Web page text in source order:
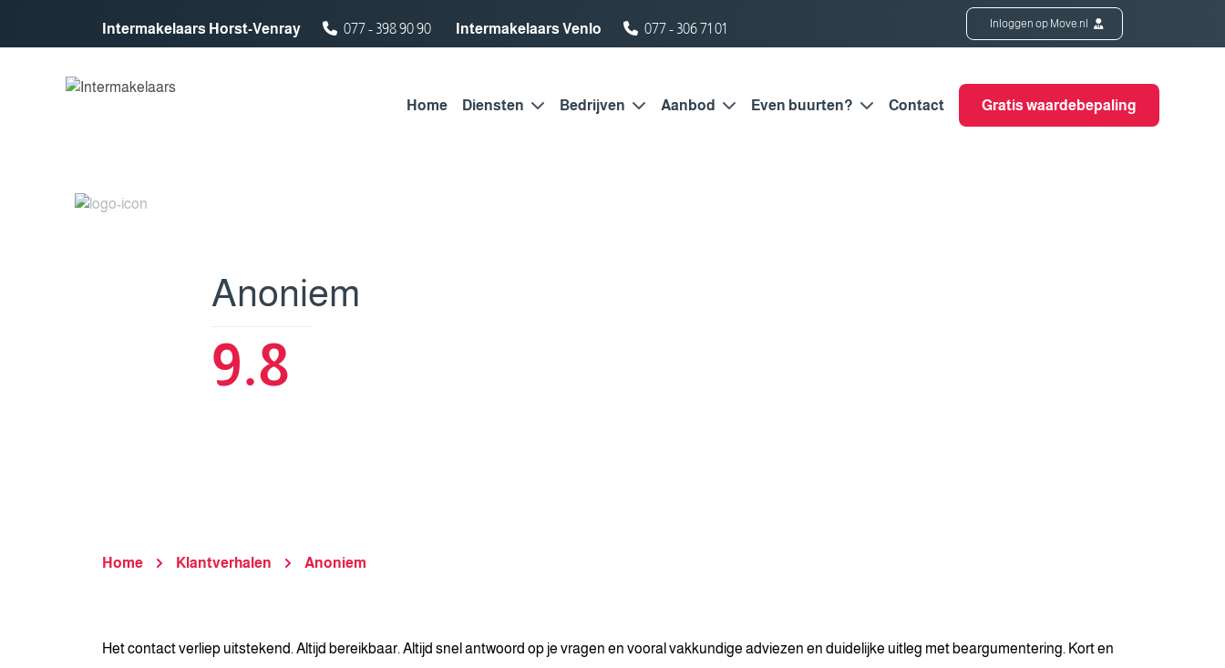
Intermakelaars Horst-Venray
077 - 398 90 90 Intermakelaars Venlo 077 - 306 71 01 Inloggen op Move.nl
Home Diensten Bedrijven Aanbod Even buurten? Contact Gratis waardebepaling
Anoniem
9.8
Home Klantverhalen Anoniem
Het contact verliep uitstekend. Altijd bereikbaar. Altijd snel antwoord op je vragen en vooral vakkundige adviezen en duidelijke uitleg met beargumentering. Kort en